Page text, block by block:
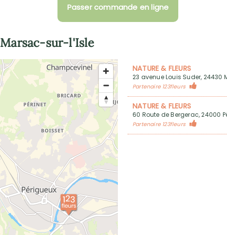
Passer commande en ligne
Marsac-sur-l'Isle
NATURE & FLEURS
23 avenue Louis Suder,
Partenaire 123fleurs
NATURE & FLEURS
60 Route de Bergerac, 24000
Partenaire 123fleurs